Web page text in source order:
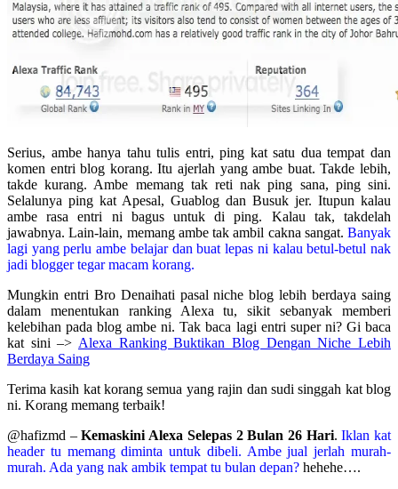
Serius, ambe hanya tahu tulis entri, ping kat satu dua tempat dan
komen entri blog korang. Itu ajerlah yang ambe buat. Takde lebih,
takde kurang. Ambe memang tak reti nak ping sana, ping sini.
Selalunya ping kat Apesal, Guablog dan Busuk jer. Itupun kalau
ambe rasa entri ni bagus untuk di ping. Kalau tak, takdelah
jawabnya. Lain-lain, memang ambe tak ambil cakna sangat. Banyak
lagi yang perlu ambe belajar dan buat lepas ni kalau betul-betul nak
jadi blogger tegar macam korang.
Mungkin entri Bro Denaihati pasal niche blog lebih berdaya saing
dalam menentukan ranking Alexa tu, sikit sebanyak memberi
kelebihan pada blog ambe ni. Tak baca lagi entri super ni? Gi baca
kat sini –> Alexa Ranking Buktikan Blog Dengan Niche Lebih
Berdaya Saing
Terima kasih kat korang semua yang rajin dan sudi singgah kat blog
ni. Korang memang terbaik!
@hafizmd –Kemaskini Alexa Selepas 2 Bulan 26 Hari.Iklan kat
header tu memang diminta untuk dibeli. Ambe jual jerlah murah-
murah. Ada yang nak ambik tempat tu bulan depan? hehehe….